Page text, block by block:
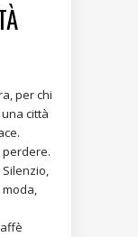
per chi
città